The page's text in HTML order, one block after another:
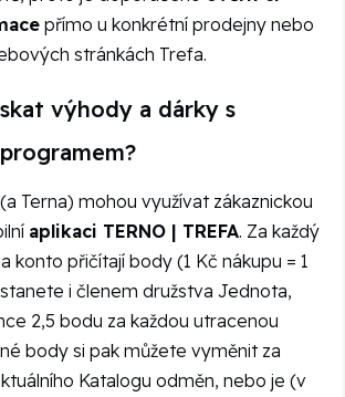
přímo u konkrétní prodejny nebo
stránkách Trefa.
výhody a dárky s
Terna) mohou využívat zákaznickou
aplikaci TERNO | TREFA. Za každý
konto přičítají body (1 Kč nákupu = 1
i členem družstva Jednota,
2,5 bodu za každou utracenou
body si pak můžete vyměnit za
Katalogu odměn, nebo je (v